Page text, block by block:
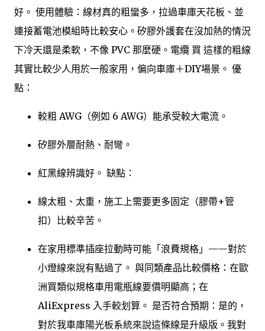
好。 使用體驗：線材真的粗蠻多，拉過車庫天花板、並
連接蓄電池模組時比較安心。矽膠外護套在沒加熱的情況
下冷天還是柔軟，不像 PVC 那麼硬。電纜 買 這樣的粗線
其實比較少人用於一般家用，偏向車庫＋DIY場景。 優
點：
較粗 AWG（例如 6 AWG）能承受較大電流。
矽膠外層耐熱、耐彎。
紅黑線辨識好。 缺點：
線太粗、太重，施工上需要更多固定（膠帶+管
扣）比較辛苦。
在家用標準插座拉動時可能「浪費規格」——對於
小燈線來說有點過了。 與同類產品比較價格：在歐
洲買類似規格車用電瓶線要價明顯高；在
AliExpress 入手較划算。 是否符合預期：是的，
對於我車庫陽光板系統來說這條線是升級版。我對